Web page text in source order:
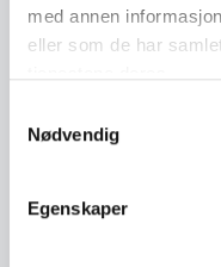
med annen
eller som de har
Nødvendig
Egenskaper
Faites